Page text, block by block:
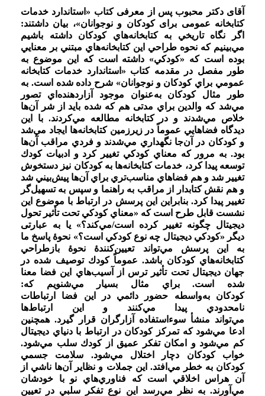
آقای دکتر محبوب پس از معرفی کتاب «استاندارد خدمات
کتابخانه عمومی برای کودکان و نوجوانان»، بیان داشتند:
اگر نگاه تاريخي به كتابخانه‌هاي كودكان داشته باشيم
مي‌بينيم كه نحوه طراحي اين كتابخانه‌هاي مبتني بر معنايي
بوده است كه «كودكي» داشته است که اين موضوع به
‌طور مفصل در مقدمه كتاب «استاندارد خدمات كتابخانه
عمومي براي كودكان و نوجوانان» شرح داده‌ شده است. به
‌طور مثال كودكان به‌عنوان موجود آزاردهنده‌اي تصور
مي‌شد كه والدين براي مدتی هم كه شده بايد از شر آن‌ها
خلاص مي‌شدند و در كتابخانه مطالعه مي‌كردند. با اين
ديدگاه فضاهايي عموماً در زيرزمين كتابخانه‌ها ايجاد مي‌شد
و كودكان در آن‌جا نگهداري مي‌شدند و فردي مراقب آن‌ها
بود. به مرور كه معناي كودكي تغيير كرد و ادبيات كودك
توسعه پيدا كرد، خدمات كتابخانه‌ها به كودكان نيز دستخوش
تغيير شد و هم فضاهاي مناسب‌تري براي آن‌ها پيش‌بيني شد
و هم نقش كتابدار از مراقب به راهنما و سپس به تسهيل‌گر
تغيير پيدا كرد. بنابراين اين پرسش در ارتباط با موضوع اين
نشست قابل طرح است كه «معناي كودكي تحت تأثیر تحول
ديجيتال چگونه تغيير كرده‌ است/مي‌كند؟» يا به عبارتی
دیگر «كودكي ديجيتال چه نوع كودكي است؟» نحوۀ پاسخ ما
به اين پرسش مي‌تواند تعيين‌كنندۀ نحوۀ بازطراحي
كتابخانه‌هاي كودكان باشد. عموماً كودك توصیف شده در
جهان ديجيتال تحت تأثیر ترس از آسيب‌هاي اين فضا معنا
شده است. براي مثال بسيار مي‌شنويم كه:
كودكان به‌واسطه حضور دائمي در اين فضا ارتباطات
نامحدودي پيدا مي‌كنند و اين ارتباط‌ها
مي‌تواند منشأ سوءاستفاده آزارگران قرار گيرد. همچنین
ادعا مي‌شود كه تمركز كودكان در ارتباط با دنياي ديجيتال
كم مي‌شود و امكان تفكر عميق از كودك سلب مي‌شود.
خواب كودكان دچار اختلال مي‌شود. سلامت جسمي
كودكان به خطر مي‌افتد. اين جملات و نظاير آن‌ها ناشي از
آن هراس اخلاقي است که فناوري‌هاي نو با خودشان
مي‌آورند. به نظر مي‌رسد اين نوع تفكر سلبي در تعيين